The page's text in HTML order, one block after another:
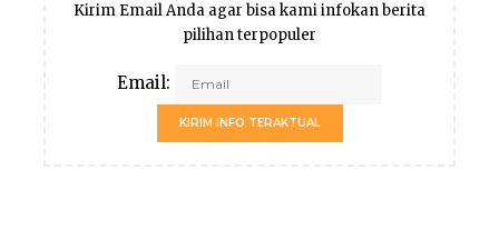
Kirim Email Anda agar bisa kami infokan berita
pilihan terpopuler
Email:
KIRIM INFO TERAKTUAL